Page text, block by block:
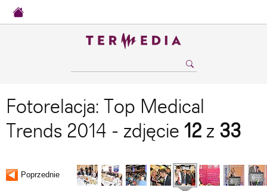
Fotorelacja: Top Medical
Trends 2014 - zdjęcie 12 z 33
Poprzednie